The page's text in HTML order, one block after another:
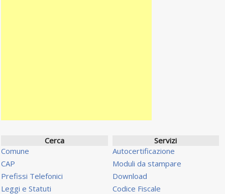
Cerca
Comune
CAP
Prefissi Telefonici
Leggi e Statuti
Servizi
Autocertificazione
Moduli da stampare
Download
Codice Fiscale